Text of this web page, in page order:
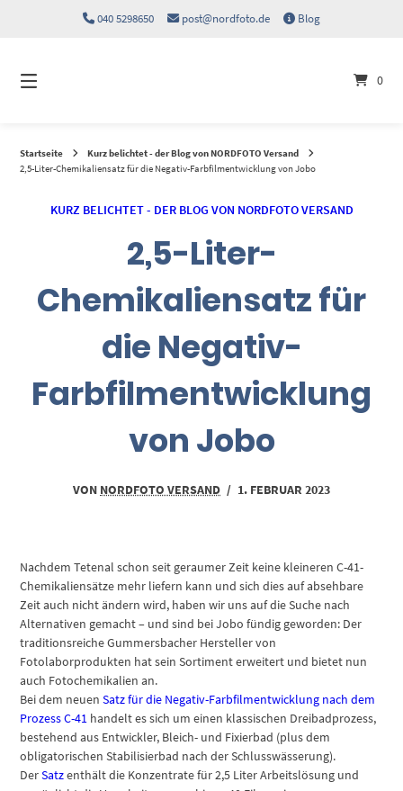
040 5298650 post@nordfoto.de Blog
0
Startseite
Kurz belichtet - der Blog von NORDFOTO Versand
2,5-Liter-Chemikaliensatz für die Negativ-Farbfilmentwicklung von Jobo
KURZ BELICHTET - DER BLOG VON NORDFOTO VERSAND
2,5-Liter-
Chemikaliensatz für
die Negativ-
Farbfilmentwicklung
von Jobo
VON NORDFOTO VERSAND / 1. FEBRUAR 2023
Nachdem Tetenal schon seit geraumer Zeit keine kleineren C-41-
Chemikaliensätze mehr liefern kann und sich dies auf absehbare
Zeit auch nicht ändern wird, haben wir uns auf die Suche nach
Alternativen gemacht – und sind bei Jobo fündig geworden: Der
traditionsreiche Gummersbacher Hersteller von
Fotolaborprodukten hat sein Sortiment erweitert und bietet nun
auch Fotochemikalien an.
Bei dem neuen Satz für die Negativ-Farbfilmentwicklung nach dem
Prozess C-41 handelt es sich um einen klassischen Dreibadprozess,
bestehend aus Entwickler, Bleich- und Fixierbad (plus dem
obligatorischen Stabilisierbad nach der Schlusswässerung).
DerSatzenthält die Konzentrate für 2,5 Liter Arbeitslösung und